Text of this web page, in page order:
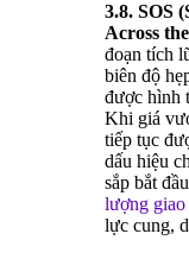
3.8. SOS
Across
đoạn tích
biên độ
được hình
Khi giá
tiếp tục
dấu hiệu
sắp bắt
lượng
lực cung,